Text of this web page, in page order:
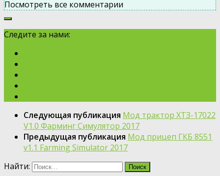
Посмотреть все комментарии
Следите за нами:
Следующая публикация Мод трактор ХТЗ-17022
V1.0 Фарминг Симулятор 2017
Предыдущая публикация Мод прицеп ГКБ 8551
v1.1 Farming Simulator 2017
Найти: